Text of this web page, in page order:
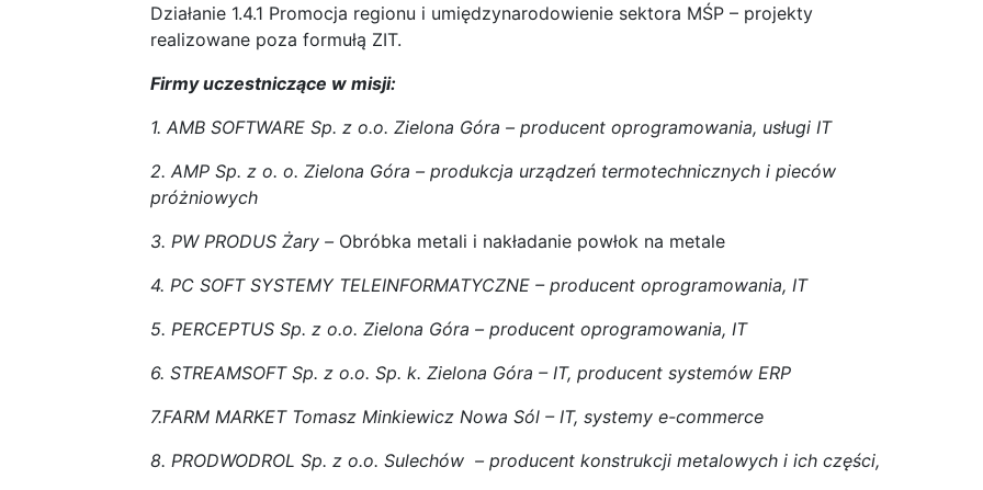
Działanie 1.4.1 Promocja regionu i umiędzynarodowienie sektora MŚP – projekty
realizowane poza formułą ZIT.
Firmy uczestniczące w misji:
1. AMB SOFTWARE Sp. z o.o. Zielona Góra – producent oprogramowania, usługi IT
2. AMP Sp. z o. o. Zielona Góra – produkcja urządzeń termotechnicznych i pieców
próżniowych
3. PW PRODUS Żary – Obróbka metali i nakładanie powłok na metale
4. PC SOFT SYSTEMY TELEINFORMATYCZNE – producent oprogramowania, IT
5. PERCEPTUS Sp. z o.o. Zielona Góra – producent oprogramowania, IT
6. STREAMSOFT Sp. z o.o. Sp. k. Zielona Góra – IT, producent systemów ERP
7.FARM MARKET Tomasz Minkiewicz Nowa Sól – IT, systemy e-commerce
8. PRODWODROL Sp. z o.o. Sulechów – producent konstrukcji metalowych i ich części,